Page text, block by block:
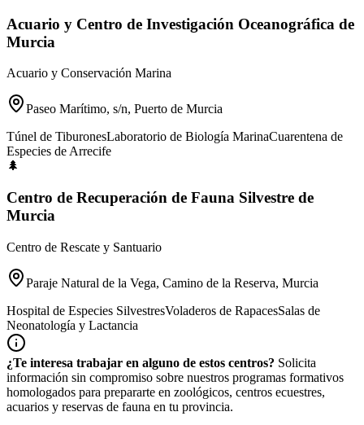
Acuario y Centro de Investigación Oceanográfica de
Murcia
Acuario y Conservación Marina
Paseo Marítimo, s/n, Puerto de Murcia
Túnel de TiburonesLaboratorio de Biología MarinaCuarentena de
Especies de Arrecife
🌲
Centro de Recuperación de Fauna Silvestre de
Murcia
Centro de Rescate y Santuario
Paraje Natural de la Vega, Camino de la Reserva, Murcia
Hospital de Especies SilvestresVoladeros de RapacesSalas de
Neonatología y Lactancia
¿Te interesa trabajar en alguno de estos centros? Solicita
información sin compromiso sobre nuestros programas formativos
homologados para prepararte en zoológicos, centros ecuestres,
acuarios y reservas de fauna en tu provincia.